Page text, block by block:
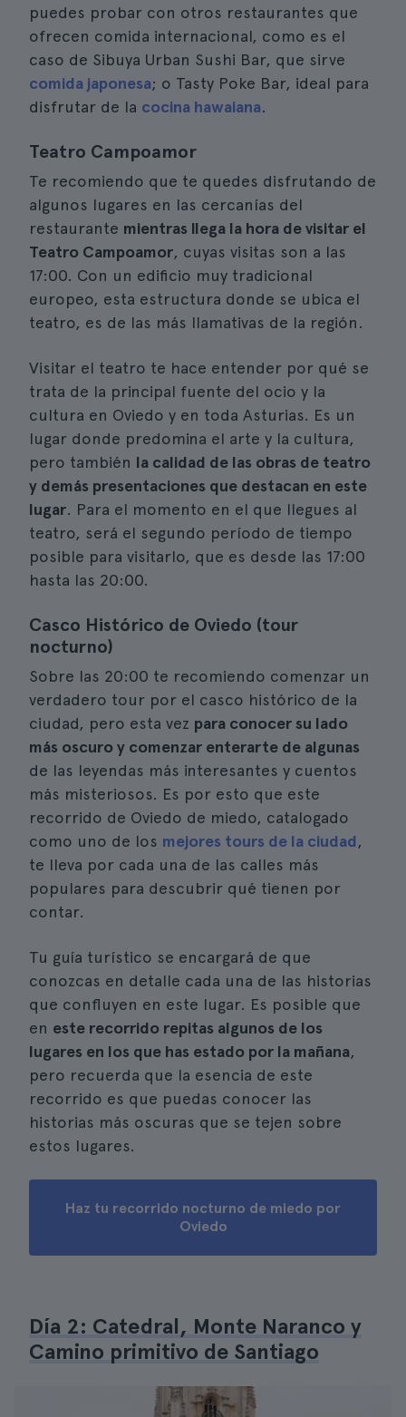
puedes probar con otros restaurantes que
ofrecen comida internacional, como es el
caso de Sibuya Urban Sushi Bar, que sirve
comida japonesa; o Tasty Poke Bar, ideal para
disfrutar de la cocina hawaiana.
Teatro Campoamor
Te recomiendo que te quedes disfrutando de
algunos lugares en las cercanías del
restaurante mientras llega la hora de visitar el
Teatro Campoamor, cuyas visitas son a las
17:00. Con un edificio muy tradicional
europeo, esta estructura donde se ubica el
teatro, es de las más llamativas de la región.
Visitar el teatro te hace entender por qué se
trata de la principal fuente del ocio y la
cultura en Oviedo y en toda Asturias. Es un
lugar donde predomina el arte y la cultura,
pero también la calidad de las obras de teatro
y demás presentaciones que destacan en este
lugar. Para el momento en el que llegues al
teatro, será el segundo período de tiempo
posible para visitarlo, que es desde las 17:00
hasta las 20:00.
Casco Histórico de Oviedo (tour
nocturno)
Sobre las 20:00 te recomiendo comenzar un
verdadero tour por el casco histórico de la
ciudad, pero esta vez para conocer su lado
más oscuro y comenzar enterarte de algunas
de las leyendas más interesantes y cuentos
más misteriosos. Es por esto que este
recorrido de Oviedo de miedo, catalogado
como uno de los mejores tours de la ciudad,
te lleva por cada una de las calles más
populares para descubrir qué tienen por
contar.
Tu guía turístico se encargará de que
conozcas en detalle cada una de las historias
que confluyen en este lugar. Es posible que
en este recorrido repitas algunos de los
lugares en los que has estado por la mañana,
pero recuerda que la esencia de este
recorrido es que puedas conocer las
historias más oscuras que se tejen sobre
estos lugares.
Haz tu recorrido nocturno de miedo por
Oviedo
Día 2: Catedral, Monte Naranco y
Camino primitivo de Santiago